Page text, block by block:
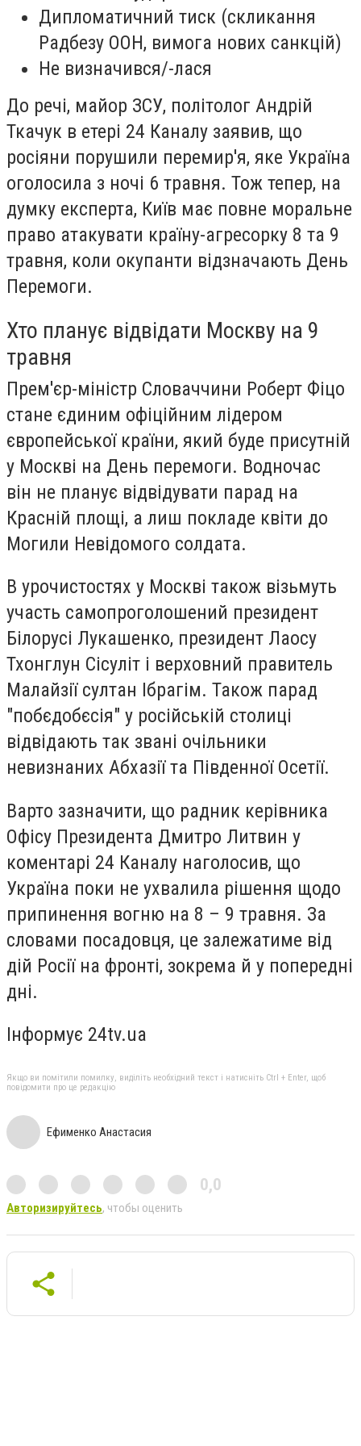
Дипломатичний тиск (скликання
Радбезу ООН, вимога нових санкцій)
Не визначився/-лася
До речі, майор ЗСУ, політолог Андрій
Ткачук в етері 24 Каналу заявив, що
росіяни порушили перемир'я, яке Україна
оголосила з ночі 6 травня. Тож тепер, на
думку експерта, Київ має повне моральне
право атакувати країну-агресорку 8 та 9
травня, коли окупанти відзначають День
Перемоги.
Хто планує відвідати Москву на 9
травня
Прем'єр-міністр Словаччини Роберт Фіцо
стане єдиним офіційним лідером
європейської країни, який буде присутній
у Москві на День перемоги. Водночас
він не планує відвідувати парад на
Красній площі, а лиш покладе квіти до
Могили Невідомого солдата.
В урочистостях у Москві також візьмуть
участь самопроголошений президент
Білорусі Лукашенко, президент Лаосу
Тхонглун Сісуліт і верховний правитель
Малайзії султан Ібрагім. Також парад
"побєдобєсія" у російській столиці
відвідають так звані очільники
невизнаних Абхазії та Південної Осетії.
Варто зазначити, що радник керівника
Офісу Президента Дмитро Литвин у
коментарі 24 Каналу наголосив, що
Україна поки не ухвалила рішення щодо
припинення вогню на 8 – 9 травня. За
словами посадовця, це залежатиме від
дій Росії на фронті, зокрема й у попередні
дні.
Інформує 24tv.ua
Якщо ви помітили помилку, виділіть необхідний текст і натисніть Ctrl + Enter, щоб
повідомити про це редакцію
Ефименко Анастасия
0,0
Авторизируйтесь, чтобы оценить